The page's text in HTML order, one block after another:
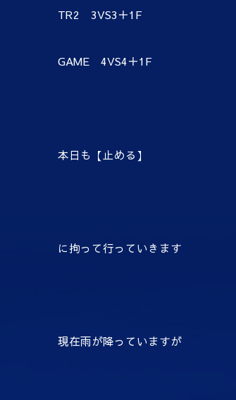
TR2 3VS3＋1F
GAME 4VS4＋1F
本日も【止める】
に拘って行っていきます
現在雨が降っていますが